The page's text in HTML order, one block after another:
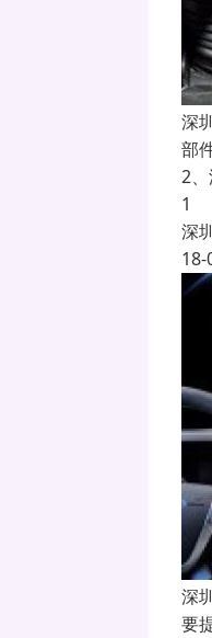
深
部
2
1
深
18-
深
要